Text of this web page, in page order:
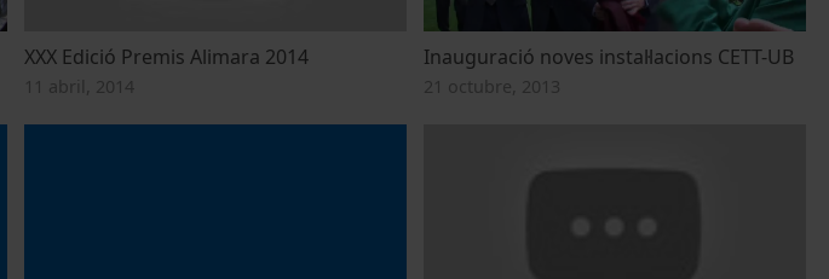
XXX Edició Premis Alimara 2014
11 abril, 2014
Inauguració noves instal·lacions CETT-UB
21 octubre, 2013